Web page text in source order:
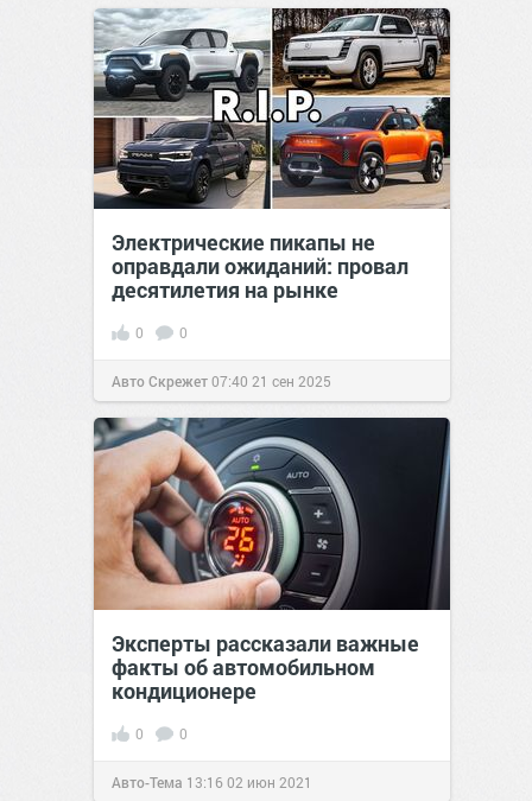
Электрические пикапы не
оправдали ожиданий: провал
десятилетия на рынке
0 0
Авто Скрежет07:40 21 сен 2025
Эксперты рассказали важные
факты об автомобильном
кондиционере
0 0
Авто-Тема 13:1602 июн 2021